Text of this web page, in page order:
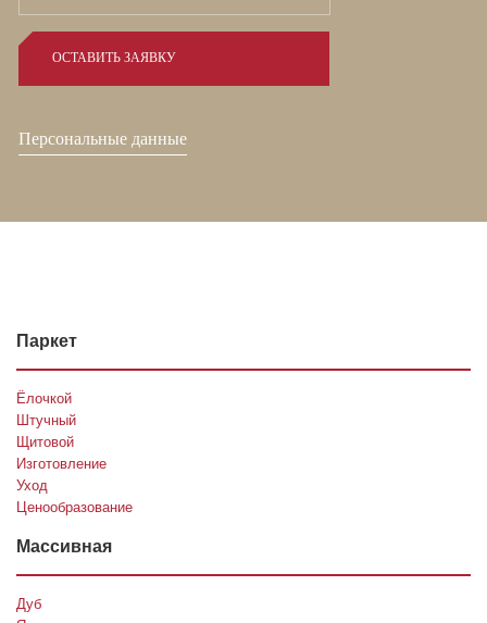
Персональные данные
Паркет
Ёлочкой
Штучный
Щитовой
Изготовление
Уход
Ценообразование
Массивная
Дуб